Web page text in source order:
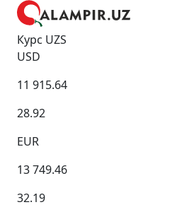
Курс UZS
USD
11 915.64
28.92
EUR
13 749.46
32.19